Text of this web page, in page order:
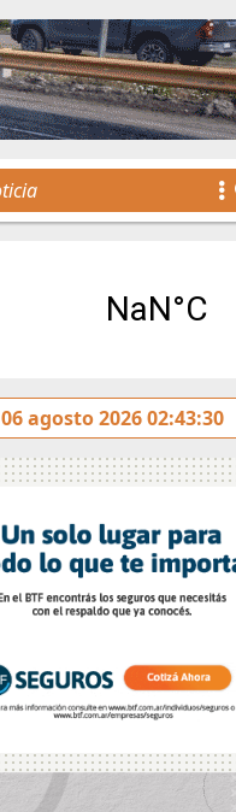
la gestión pública a
agosto 2026 02:43:30